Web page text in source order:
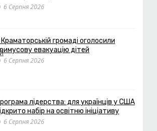
6 Серпня 2026
громаді оголосили
евакуацію дітей
6 Серпня 2026
лідерства: для українців у США
набір на освітню ініціативу
6 Серпня 2026